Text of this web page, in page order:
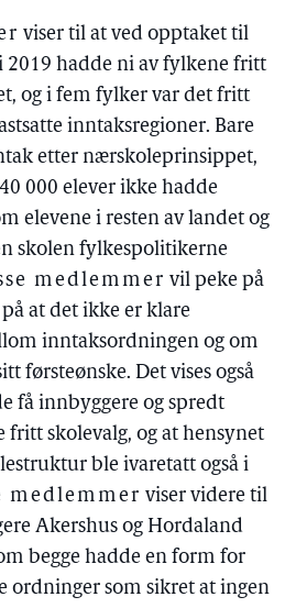
viser til at ved opptaket til
2019 hadde ni av fylkene fritt
og i fem fylker var det fritt
inntaksregioner. Bare
etter nærskoleprinsippet,
000 elever ikke hadde
elevene i resten av landet og
skolen fylkespolitikerne
medlemmer vil peke på
at det ikke er klare
inntaksordningen og om
førsteønske. Det vises også
få innbyggere og spredt
fritt skolevalg, og at hensynet
ble ivaretatt også i
medlemmer viser videre til
Akershus og Hordaland
begge hadde en form for
ordninger som sikret at ingen